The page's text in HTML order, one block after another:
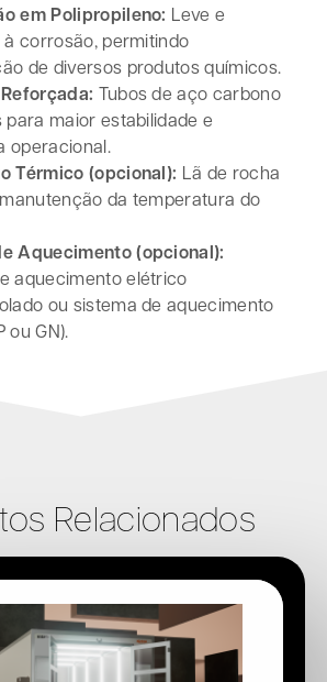
em Polipropileno: Leve e
corrosão, permitindo
de diversos produtos químicos.
Tubos de aço carbono
para maior estabilidade e
operacional.
Térmico (opcional): Lã de rocha
da temperatura do
Aquecimento (opcional):
aquecimento elétrico
ou sistema de aquecimento
ou GN).
Relacionados